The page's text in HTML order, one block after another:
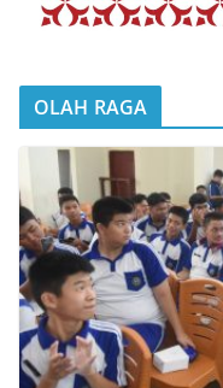
OLAH RAGA